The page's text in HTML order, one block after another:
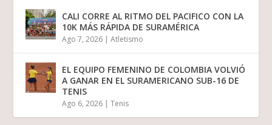
CALI CORRE AL RITMO DEL PACIFICO CON LA
10K MÁS RÁPIDA DE SURAMÉRICA
Ago 7, 2026 |Atletismo
EL EQUIPO FEMENINO DE COLOMBIA VOLVIÓ
A GANAR EN EL SURAMERICANO SUB-16 DE
TENIS
Ago 6, 2026 |Tenis